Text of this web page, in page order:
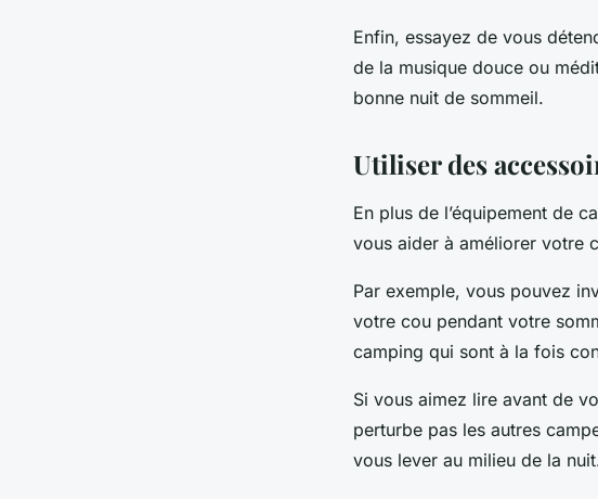
Enfin, essayez de vous
de la musique douce ou
bonne nuit de sommeil.
Utiliser des
En plus de l’équipement de
vous aider à améliorer votre
Par exemple, vous pouvez
votre cou pendant votre
camping qui sont à la fois
Si vous aimez lire avant de
perturbe pas les autres
vous lever au milieu de la